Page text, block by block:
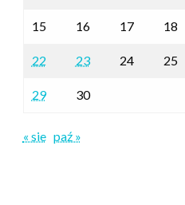
15 16 17 18
22 23 24 25
29 30
« sie paź »